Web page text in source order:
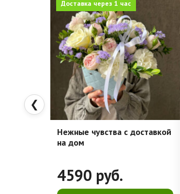
❮
Доставка через 1 час
Нежные чувства с доставкой
на дом
4590 руб.